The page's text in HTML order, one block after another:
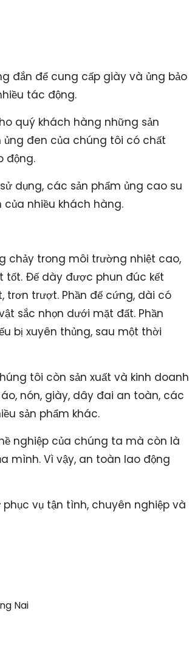
đắn để cung cấp giày và ủng bảo
tác động.
quý khách hàng những sản
ủng đen của chúng tôi có chất
động.
dụng, các sản phẩm ủng cao su
nhiều khách hàng.
chảy trong môi trường nhiệt cao,
tốt. Đế dày được phun đúc kết
trơn trượt. Phần đế cứng, dài có
sắc nhọn dưới mặt đất. Phần
bị xuyên thủng, sau một thời
tôi còn sản xuất và kinh doanh
nón, giày, dây đai an toàn, các
sản phẩm khác.
nghiệp của chúng ta mà còn là
mình. Vì vậy, an toàn lao động
vụ tận tình, chuyên nghiệp và
Nai